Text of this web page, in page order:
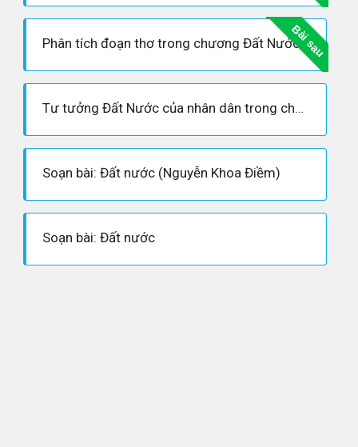
Bài sau
Phân tích đoạn thơ trong chương Đất Nước
Tư tưởng Đất Nước của nhân dân trong chương Đất Nước
Soạn bài: Đất nước (Nguyễn Khoa Điềm)
Soạn bài: Đất nước